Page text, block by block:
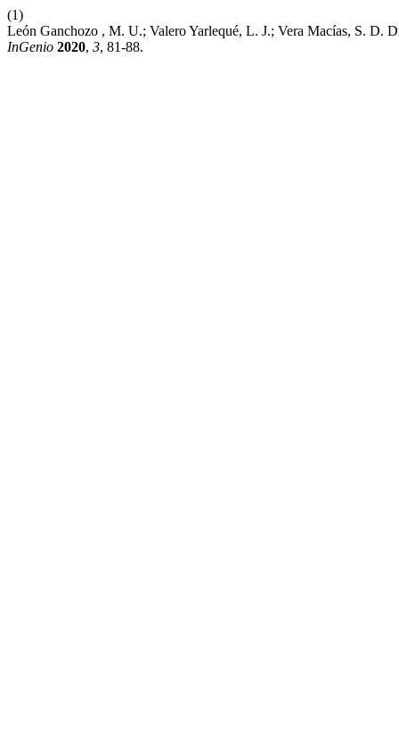
(1)
León Ganchozo , M. U.; Valero Yarlequé, L. J.; Vera Macías, S. D.
InGenio 2020, 3, 81-88.